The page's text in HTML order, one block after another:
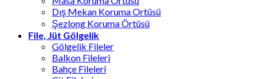
Dış Mekan Koruma Ortüsü
Şezlong Koruma Örtüsü
File, Jüt Gölgelik
Gölgelik Fileler
Balkon Fileleri
Bahçe Fileleri